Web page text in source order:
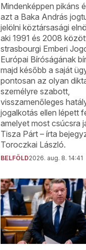
Mindenképpen pikáns
azt a Baka András
jelölni köztársasági
aki 1991 és 2008
strasbourgi Emberi
Európai Bíróságának
majd később a saját
pontosan az olyan
személyre szabott,
visszamenőleges
jogalkotás ellen lépett
amelyet most csúcsra
Tisza Párt – írta
Toroczkai László.
BELFÖLD2026. aug. 8. 14:41